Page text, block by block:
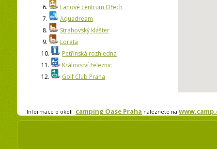
6.
Lanové centrum Ořech
7.
Aquadream
8.
Strahovský klášter
9.
Loreta
10.
Petřínská rozhledna
11.
Království železnic
12.
Golf Club Praha
Informace o okolí camping Oase Praha naleznete na